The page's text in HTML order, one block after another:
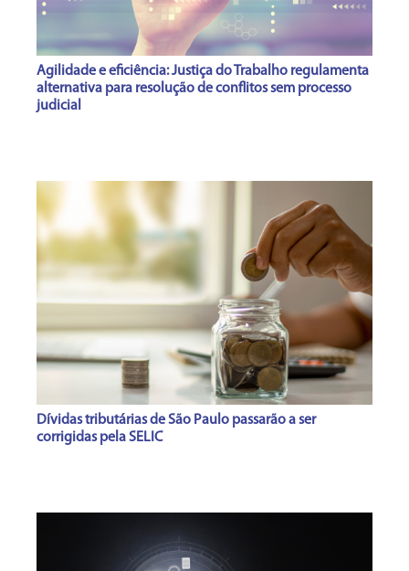
Agilidade e eficiência: Justiça do Trabalho regulamenta
alternativa para resolução de conflitos sem processo
judicial
Dívidas tributárias de São Paulo passarão a ser
corrigidas pela SELIC